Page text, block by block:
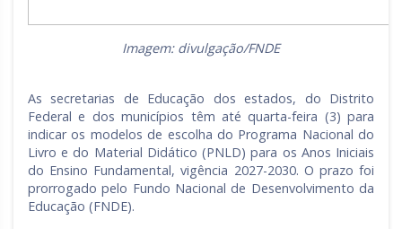
Imagem: divulgação/FNDE
As secretarias de Educação dos estados, do Distrito
Federal e dos municípios têm até quarta-feira (3) para
indicar os modelos de escolha do Programa Nacional do
Livro e do Material Didático (PNLD) para os Anos Iniciais
do Ensino Fundamental, vigência 2027-2030. O prazo foi
prorrogado pelo Fundo Nacional de Desenvolvimento da
Educação (FNDE).